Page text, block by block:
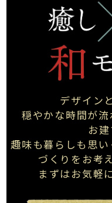
デザイン
穏やかな時間が流
お建
趣味も暮らしも思い
づくりを お考
まずはお気軽